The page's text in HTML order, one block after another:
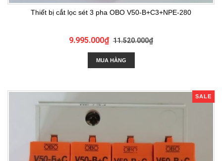
Thiết bị cắt lọc sét 3 pha OBO V50-B+C3+NPE-280
9.995.000₫ 11.520.000₫
MUA HÀNG
SALE